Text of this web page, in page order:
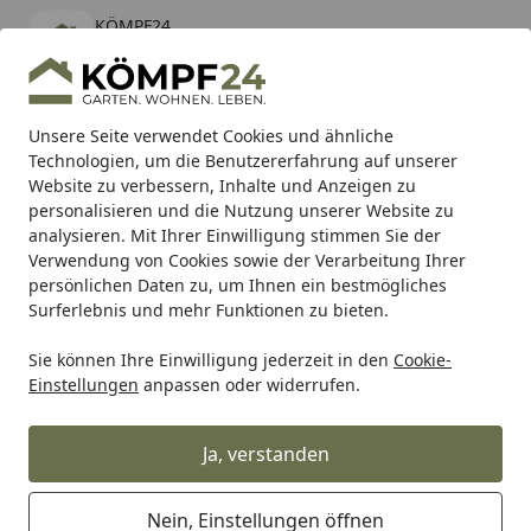
Unsere Seite verwendet Cookies und ähnliche
Technologien, um die Benutzererfahrung auf unserer
Website zu verbessern, Inhalte und Anzeigen zu
personalisieren und die Nutzung unserer Website zu
analysieren. Mit Ihrer Einwilligung stimmen Sie der
Verwendung von Cookies sowie der Verarbeitung Ihrer
persönlichen Daten zu, um Ihnen ein bestmögliches
Surferlebnis und mehr Funktionen zu bieten.
Sie können Ihre Einwilligung jederzeit in den Cookie-
Einstellungen anpassen oder widerrufen.
Ja, verstanden
Nein, Einstellungen öffnen
KÖMPF24
kostenlos - Im App Store
Hotline
Alle Produkte
Mein Konto
Suchen
Karibu Pools inkl. gratis Sandfilteranlage & Pool-
Starterset (Gesamtwert bis 468,99€)
Startseite
Hotrega Nach Materialarten Reiniger & Pflege für
Hotrega Reiniger & Pflege für
Laminat
Ihre Artikelübersicht